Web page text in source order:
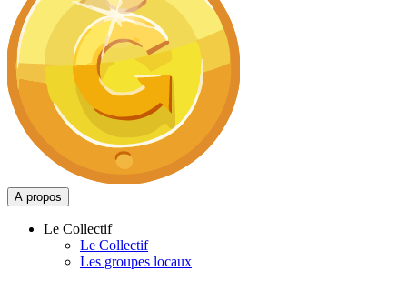
A propos
Le Collectif
Le Collectif
Les groupes locaux